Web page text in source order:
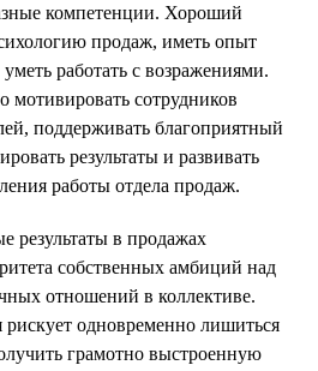
компетенции. Хороший
продаж, иметь опыт
работать с возражениями.
мотивировать сотрудников
поддерживать благоприятный
результаты и развивать
работы отдела продаж.
результаты в продажах
собственных амбиций над
отношений в коллективе.
одновременно лишиться
грамотно выстроенную